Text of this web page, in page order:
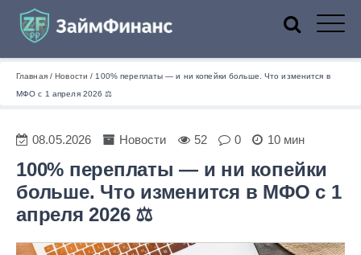
ZaymFinans
Главная/Новости / 100% переплаты — и ни копейки больше. Что изменится в
МФО с 1 апреля 2026 ⚖️
08.05.2026 Новости 52 0 10 мин
100% переплаты — и ни копейки
больше. Что изменится в МФО с 1
апреля 2026 ⚖️